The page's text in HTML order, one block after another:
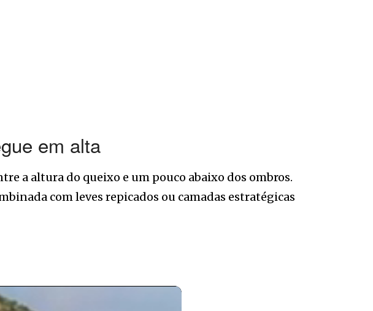
em alta
a altura do queixo e um pouco abaixo dos ombros.
com leves repicados ou camadas estratégicas